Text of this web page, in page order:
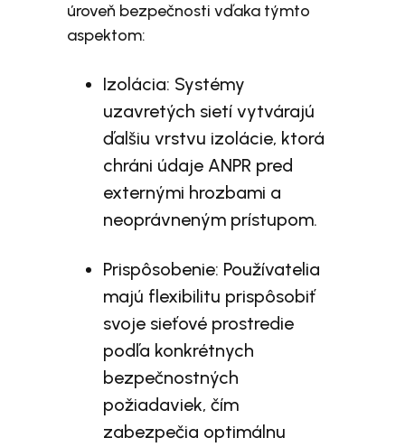
úroveň bezpečnosti vďaka týmto
aspektom:
Izolácia: Systémy
uzavretých sietí vytvárajú
ďalšiu vrstvu izolácie, ktorá
chráni údaje ANPR pred
externými hrozbami a
neoprávneným prístupom.
Prispôsobenie: Používatelia
majú flexibilitu prispôsobiť
svoje sieťové prostredie
podľa konkrétnych
bezpečnostných
požiadaviek, čím
zabezpečia optimálnu